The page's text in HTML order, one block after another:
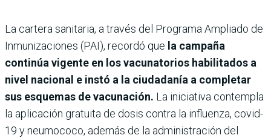
La cartera sanitaria, a través del Programa Ampliado de
Inmunizaciones (PAI), recordó que la campaña
continúa vigente en los vacunatorios habilitados a
nivel nacional e instó a la ciudadanía a completar
sus esquemas de vacunación. La iniciativa contempla
la aplicación gratuita de dosis contra la influenza, covid-
19 y neumococo, además de la administración del